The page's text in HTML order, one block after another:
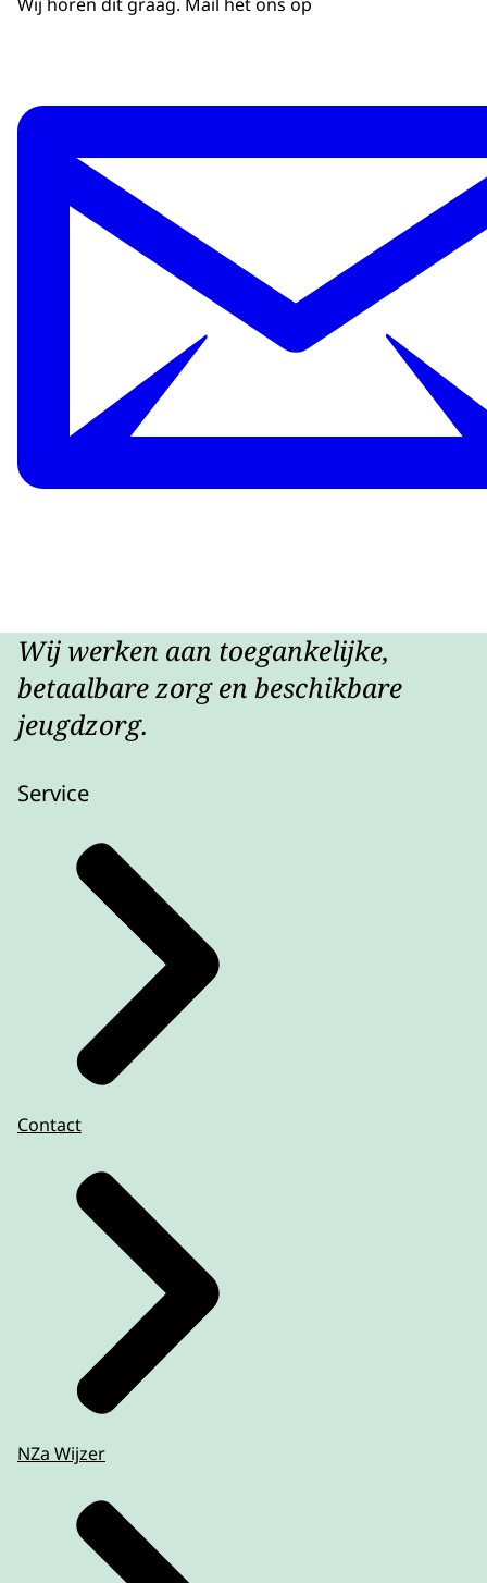
Wij werken aan toegankelijke,
betaalbare zorg en beschikbare
jeugdzorg.
Service
Contact
NZa Wijzer